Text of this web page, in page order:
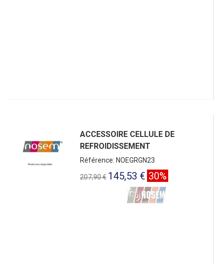
ACCESSOIRE CELLULE DE
REFROIDISSEMENT
Référence: NOEGRGN23
207,90 € 145,53 € 30%